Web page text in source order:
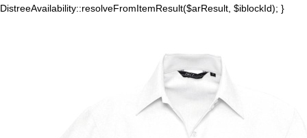
DistreeAvailability::resolveFromItemResult($arResult, $iblockId); }